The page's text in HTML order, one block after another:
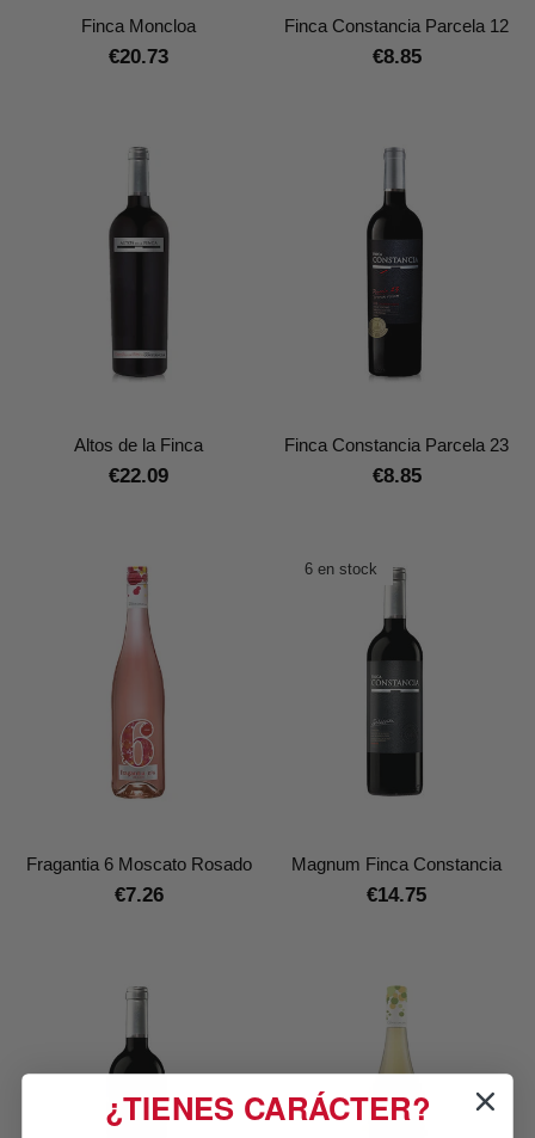
Finca Moncloa
€20.73
Finca Constancia Parcela 12
€8.85
Altos de la Finca
€22.09
Finca Constancia Parcela 23
€8.85
Fragantia 6 Moscato Rosado
€7.26
6 en stock
Magnum Finca Constancia
€14.75
¿TIENES CARÁCTER?